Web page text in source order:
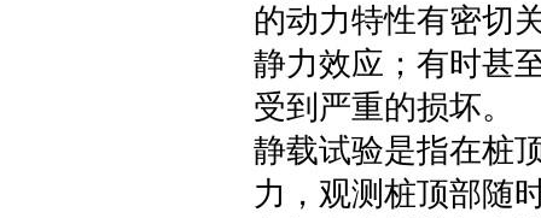
的动力特性有密切
静力效应；有时甚
受到严重的损坏。
静载试验是指在桩
力，观测桩顶部随